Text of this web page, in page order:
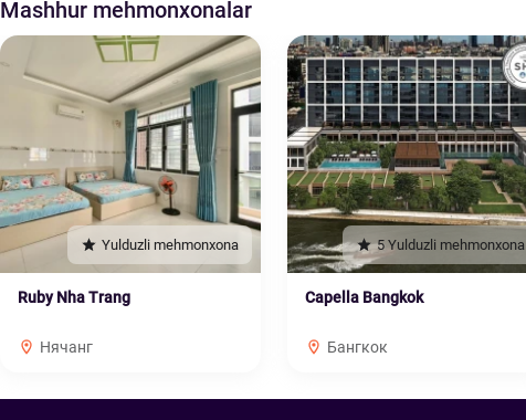
Mashhur mehmonxonalar
Yulduzli mehmonxona
Ruby Nha Trang
Нячанг
5 Yulduzli mehmonxona
Capella Bangkok
Бангкок